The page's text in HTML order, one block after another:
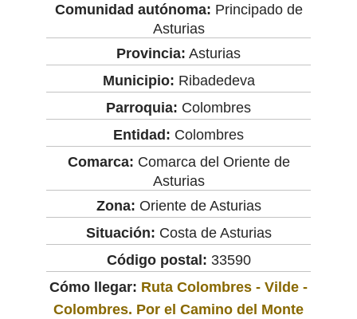
Comunidad autónoma: Principado de
Asturias
Provincia: Asturias
Municipio: Ribadedeva
Parroquia: Colombres
Entidad: Colombres
Comarca: Comarca del Oriente de
Asturias
Zona: Oriente de Asturias
Situación: Costa de Asturias
Código postal: 33590
Cómo llegar: Ruta Colombres - Vilde -
Colombres. Por el Camino del Monte